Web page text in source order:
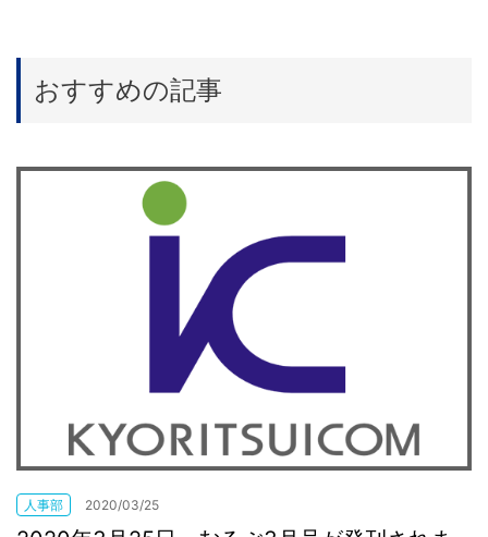
おすすめの記事
人事部 2020/03/25